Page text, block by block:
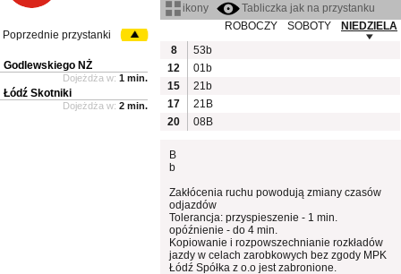
ikony
Tabliczka jak na przystanku
ROBOCZY
SOBOTY
NIEDZIELA
8
53b
12
01b
15
21b
17
21B
20
08B
B
b
Zakłócenia ruchu powodują zmiany czasów
odjazdów
Tolerancja: przyspieszenie - 1 min.
opóźnienie - do 4 min.
Kopiowanie i rozpowszechnianie rozkładów
jazdy w celach zarobkowych bez zgody MPK
Łódź Spółka z o.o jest zabronione.
Poprzednie przystanki
Godlewskiego NŻ
Dojeżdża w: 1 min.
Łódź Skotniki
Dojeżdża w: 2 min.